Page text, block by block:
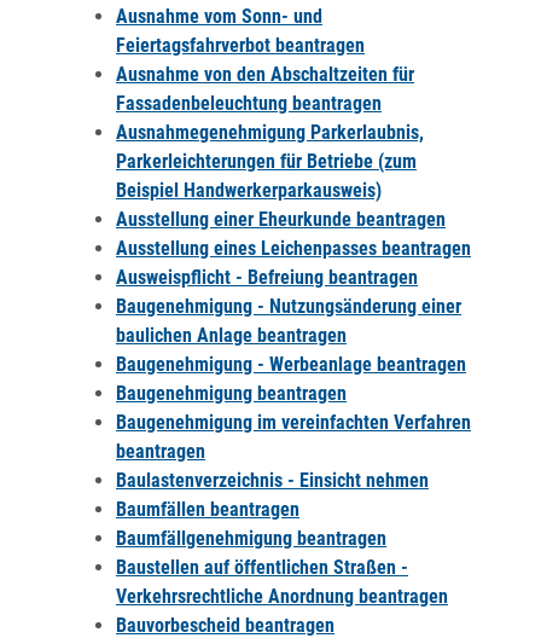
Ausnahme vom Sonn- und
Feiertagsfahrverbot beantragen
Ausnahme von den Abschaltzeiten für
Fassadenbeleuchtung beantragen
Ausnahmegenehmigung Parkerlaubnis,
Parkerleichterungen für Betriebe (zum
Beispiel Handwerkerparkausweis)
Ausstellung einer Eheurkunde beantragen
Ausstellung eines Leichenpasses beantragen
Ausweispflicht - Befreiung beantragen
Baugenehmigung - Nutzungsänderung einer
baulichen Anlage beantragen
Baugenehmigung - Werbeanlage beantragen
Baugenehmigung beantragen
Baugenehmigung im vereinfachten Verfahren
beantragen
Baulastenverzeichnis - Einsicht nehmen
Baumfällen beantragen
Baumfällgenehmigung beantragen
Baustellen auf öffentlichen Straßen -
Verkehrsrechtliche Anordnung beantragen
Bauvorbescheid beantragen